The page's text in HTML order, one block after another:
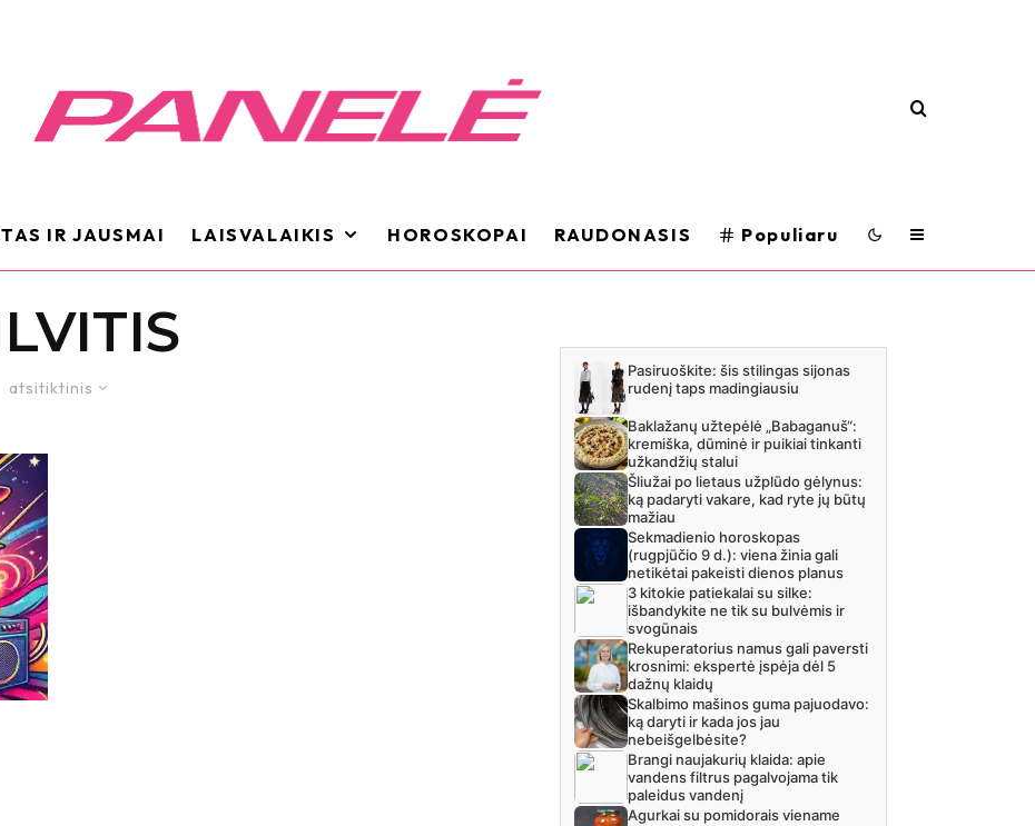
IR JAUSMAI LAISVALAIKIS HOROSKOPAI RAUDONASIS Populiaru
atsitiktinis